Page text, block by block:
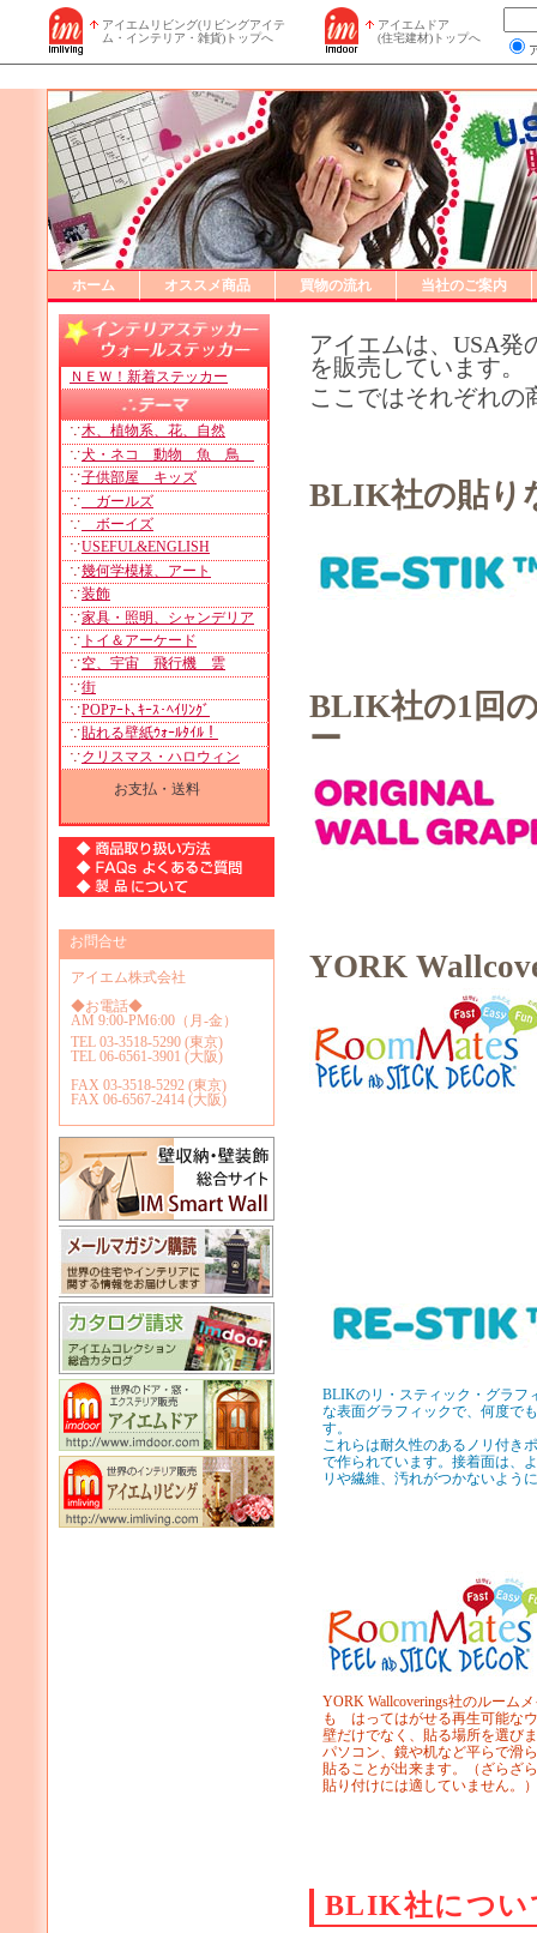
アイエムリビング(リビングアイテ
ム・インテリア・雑貨)トップへ
アイエムドア
(住宅建材)トップへ
ホーム オススメ商品 買物の流れ 当社のご案内
ＮＥＷ！新着ステッカー
∵木、植物系、花、自然
∵犬・ネコ 動物 魚 鳥
∵子供部屋 キッズ
∵ ガールズ
∵ ボーイズ
∵USEFUL&ENGLISH
∵幾何学模様、アート
∵装飾
∵家具・照明、シャンデリア
∵ トイ＆アーケード
∵空、宇宙 飛行機 雲
∵街
∵POPｱｰﾄ､ｷｰｽ･ﾍｲﾘﾝｸﾞ
∵貼れる壁紙ｳｫｰﾙﾀｲﾙ！
∵クリスマス・ハロウィン
お支払・送料
お問合せ
アイエム株式会社
◆お電話◆
AM 9:00-PM6:00（月-金）
TEL 03-3518-5290 (東京)
TEL 06-6561-3901 (大阪)
FAX 03-3518-5292 (東京)
FAX 06-6567-2414 (大阪)
アイエムは、USA発
を販売しています。
ここではそれぞれの
BLIK社の貼り
BLIK社の1回
ー
YORK
BLIKのリ・スティック・グラフ
な表面グラフィックで、何度で
す。
これらは耐久性のあるノリ付き
で作られています。接着面は、
リや繊維、汚れがつかないよう
YORK Wallcoverings社のルーム
も はってはがせる再生可能な
壁だけでなく、貼る場所を選び
パソコン、鏡や机など平らで滑
貼ることが出来ます。（ざらざ
貼り付けには適していません。）
BLIK社につい